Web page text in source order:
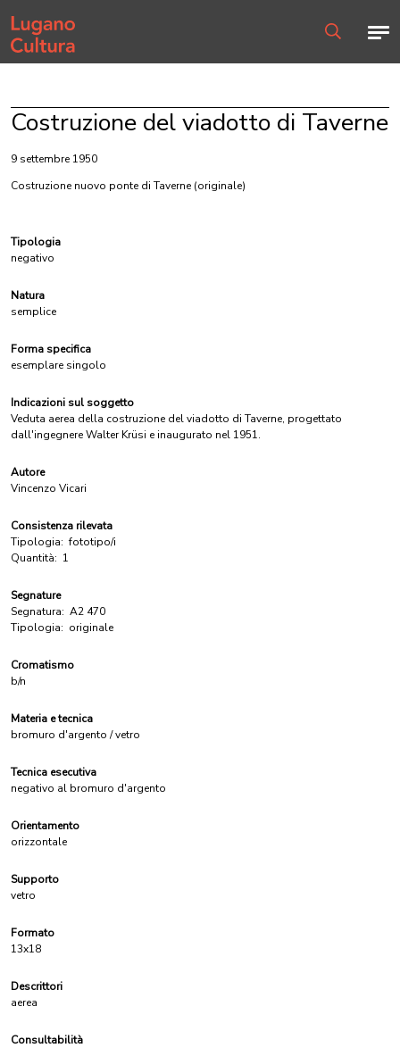
Home page
Costruzione del viadotto di Taverne
9 settembre 1950
Costruzione nuovo ponte di Taverne (originale)
Tipologia
negativo
Natura
semplice
Forma specifica
esemplare singolo
Indicazioni sul soggetto
Veduta aerea della costruzione del viadotto di Taverne, progettato
dall'ingegnere Walter Krüsi e inaugurato nel 1951.
Autore
Vincenzo Vicari
Consistenza rilevata
Tipologia: fototipo/i
Quantità: 1
Segnature
Segnatura: A2 470
Tipologia: originale
Cromatismo
b/n
Materia e tecnica
bromuro d'argento / vetro
Tecnica esecutiva
negativo al bromuro d'argento
Orientamento
orizzontale
Supporto
vetro
Formato
13x18
Descrittori
aerea
Consultabilità